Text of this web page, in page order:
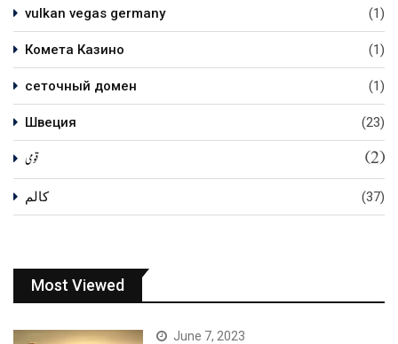
vulkan vegas germany (1)
Комета Казино (1)
сеточный домен (1)
Швеция (23)
قومی (2)
کالم (37)
Most Viewed
June 7, 2023